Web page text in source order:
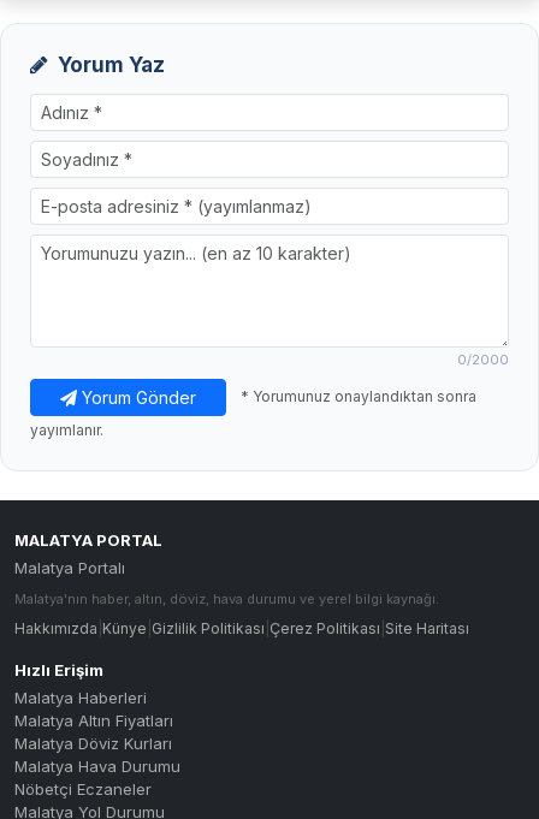
Yorum Yaz
0/2000
Yorum Gönder
* Yorumunuz onaylandıktan sonra
yayımlanır.
MALATYA PORTAL
Malatya Portalı
Malatya'nın haber, altın, döviz, hava durumu ve yerel bilgi kaynağı.
Hakkımızda Künye Gizlilik Politikası Çerez Politikası Site Haritası
Hızlı Erişim
Malatya Haberleri
Malatya Altın Fiyatları
Malatya Döviz Kurları
Malatya Hava Durumu
Nöbetçi Eczaneler
Malatya Yol Durumu